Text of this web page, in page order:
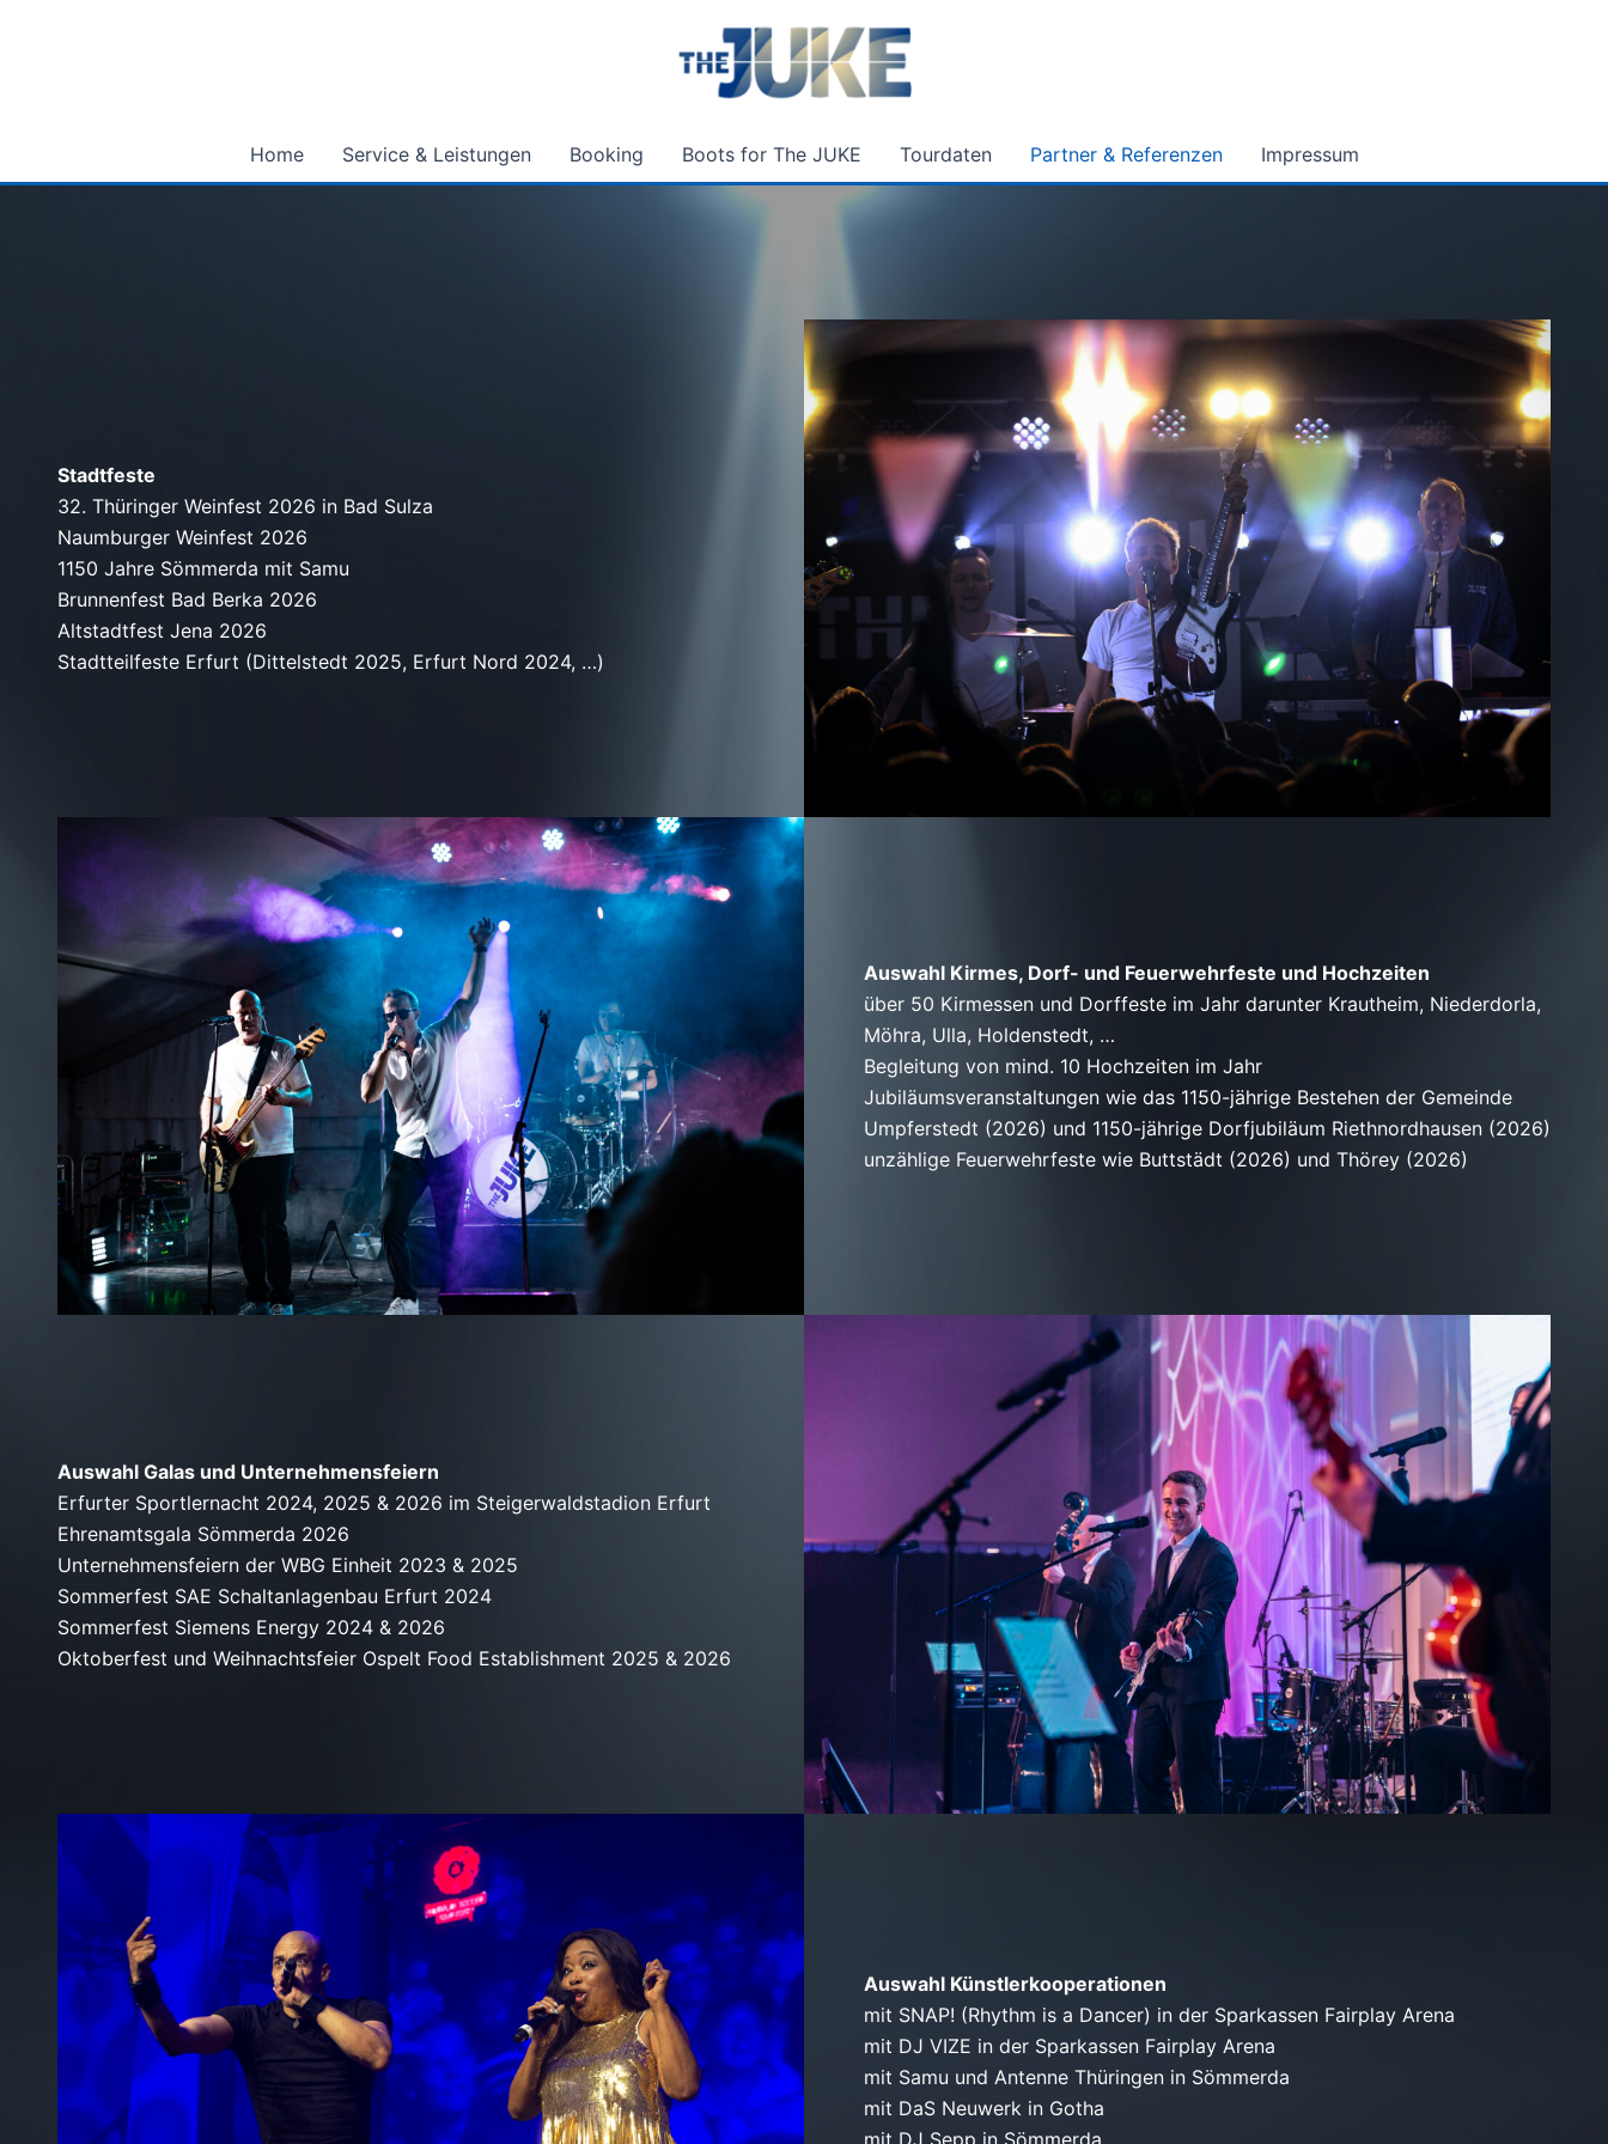
Home Service & Leistungen Booking Boots for The JUKE Tourdaten Partner & Referenzen Impressum
Stadtfeste
32. Thüringer Weinfest 2026 in Bad Sulza
Naumburger Weinfest 2026
1150 Jahre Sömmerda mit Samu
Brunnenfest Bad Berka 2026
Altstadtfest Jena 2026
Stadtteilfeste Erfurt (Dittelstedt 2025, Erfurt Nord 2024, …)
Auswahl Kirmes, Dorf- und Feuerwehrfeste und Hochzeiten
über 50 Kirmessenund Dorffeste im Jahr darunter Krautheim, Niederdorla,
Möhra, Ulla, Holdenstedt, …
Begleitung von mind. 10 Hochzeiten im Jahr
Jubiläumsveranstaltungen wie das 1150-jährige Bestehen der Gemeinde
Umpferstedt (2026) und 1150-jährige Dorfjubiläum Riethnordhausen (2026)
unzählige Feuerwehrfeste wie Buttstädt (2026) und Thörey (2026)
Auswahl Galas und Unternehmensfeiern
Erfurter Sportlernacht 2024, 2025 & 2026 im Steigerwaldstadion Erfurt
Ehrenamtsgala Sömmerda 2026
Unternehmensfeiern der WBG Einheit 2023 & 2025
Sommerfest SAE Schaltanlagenbau Erfurt 2024
Sommerfest Siemens Energy 2024 & 2026
Oktoberfest und Weihnachtsfeier Ospelt Food Establishment 2025 & 2026
Auswahl Künstlerkooperationen
mit SNAP! (Rhythm is a Dancer) in der Sparkassen Fairplay Arena
mit DJ VIZE in der Sparkassen Fairplay Arena
mit Samu und Antenne Thüringen in Sömmerda
mit DaS Neuwerk in Gotha